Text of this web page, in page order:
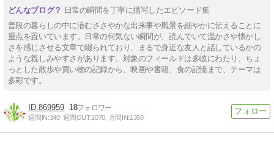
日常の瞬間を丁寧に描写したエピソード集
普段の暮らしの中に潜むささやかな出来事や風景を細やかに伝えることに
重点を置いています。日常の何気ない瞬間が、読んでいて温かさや懐かし
さを感じさせる文章で綴られており、まるで身近な友人と話しているかの
ような親しみやすさがあります。対象のフィールドは多岐にわたり、ちょ
っとした散歩や買い物の記録から、映画や書籍、食の記憶まで、テーマは
多彩です。
869959 18
週間IN:340 週間OUT:1070 月間IN:1350